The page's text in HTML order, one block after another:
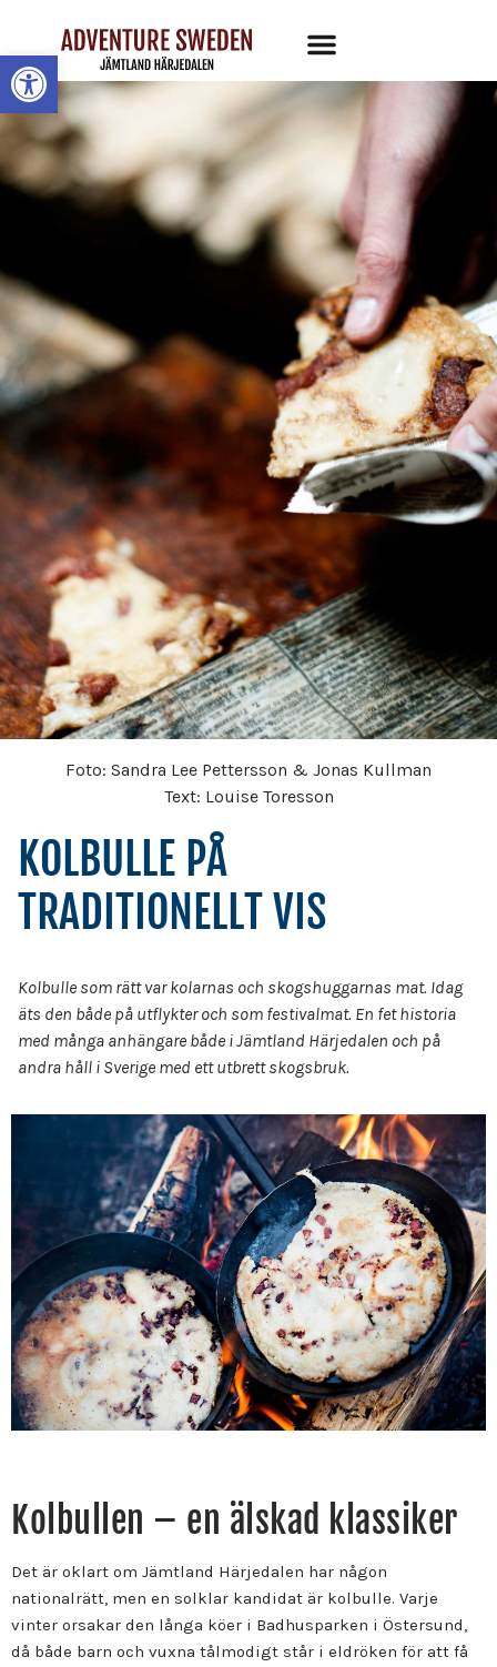
Öppna toolbar
Foto: Sandra Lee Pettersson & Jonas Kullman
Text: Louise Toresson
KOLBULLE PÅ
TRADITIONELLT VIS
Kolbulle som rätt var kolarnas och skogshuggarnas mat. Idag
äts den både på utflykter och som festivalmat. En fet historia
med många anhängare både i Jämtland Härjedalen och på
andra håll i Sverige med ett utbrett skogsbruk.
Kolbullen – en älskad klassiker
Det är oklart om Jämtland Härjedalen har någon
nationalrätt, men en solklar kandidat är kolbulle. Varje
vinter orsakar den långa köer i Badhusparken i Östersund,
då både barn och vuxna tålmodigt står i eldröken för att få